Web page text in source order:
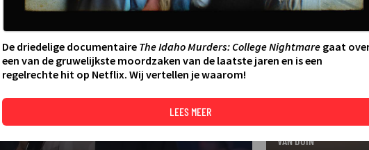
HOUDT’ VAN ANDRÉ VAN DUIN EN GENIET VAN
ZIEN: EERSTE
VAN DUIN
De driedelige documentaire The Idaho Murders: College Nightmaregaat
een van de gruwelijkste moordzaken van de laatste jaren en is een
regelrechte hit op Netflix. Wij vertellen je waarom!
LEES MEER